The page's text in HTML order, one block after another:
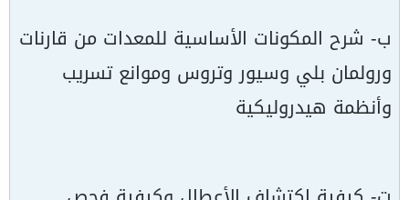
ب- شرح المكونات الأساسية للمعدات من قارنات
ورولمان بلي وسيور وتروس وموانع تسريب
وأنظمة هيدروليكية